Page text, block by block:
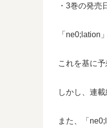
・3巻の発売
「ne0;lation
これを基に
しかし、連
また、「